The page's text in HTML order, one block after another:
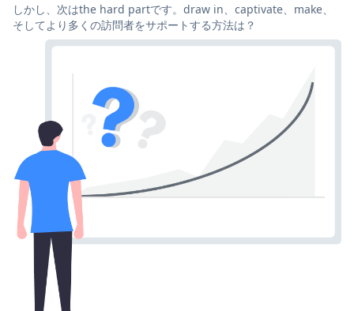
しかし、次はthe hard partです。draw in、captivate、make、
そしてより多くの訪問者をサポートする方法は？